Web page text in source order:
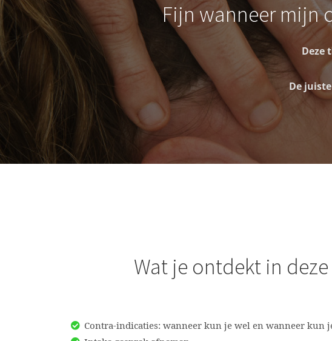
Fijn wanneer mijn
Deze
De
Wat je ontdekt in
Contra-indicaties: wanneer kun je wel en wanneer kun